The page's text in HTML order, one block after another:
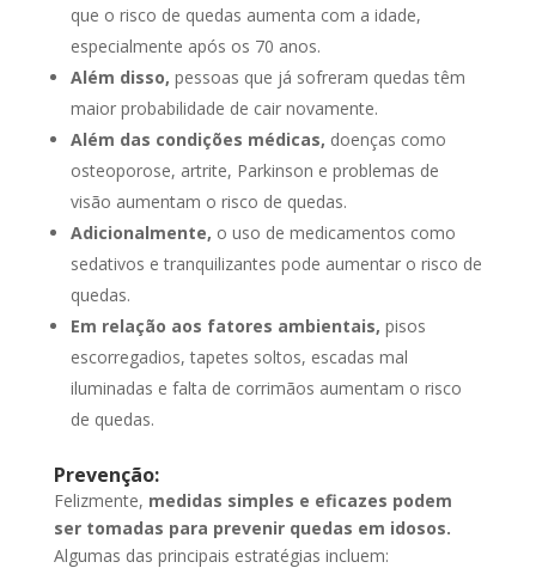
que o risco de quedas aumenta com a idade,
especialmente após os 70 anos.
Além disso, pessoas que já sofreram quedas têm
maior probabilidade de cair novamente.
Além das condições médicas, doenças como
osteoporose, artrite, Parkinson e problemas de
visão aumentam o risco de quedas.
Adicionalmente, o uso de medicamentos como
sedativos e tranquilizantes pode aumentar o risco de
quedas.
Em relação aos fatores ambientais, pisos
escorregadios, tapetes soltos, escadas mal
iluminadas e falta de corrimãos aumentam o risco
de quedas.
Prevenção:
Felizmente, medidas simples e eficazes podem
ser tomadas para prevenir quedas em idosos.
Algumas das principais estratégias incluem: